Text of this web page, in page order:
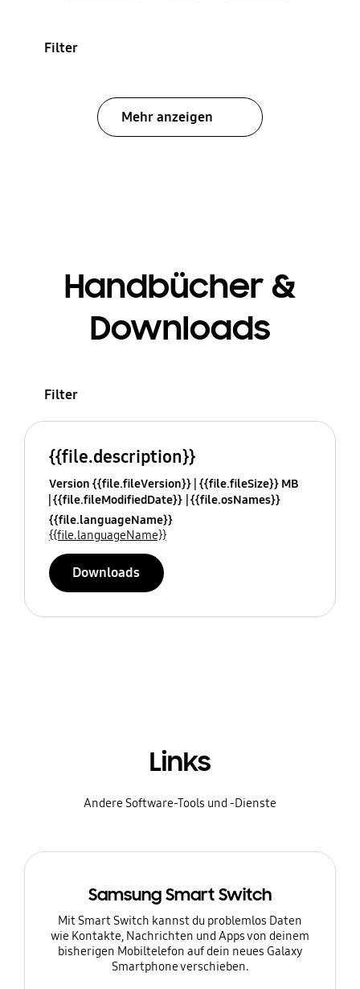
Filter
Mehr anzeigen
Handbücher &
Downloads
Filter
{{file.description}}
Version {{file.fileVersion}} {{file.fileSize}} MB
{{file.fileModifiedDate}} {{file.osNames}}
{{file.languageName}}
{{file.languageName}}
Downloads
Links
Andere Software-Tools und -Dienste
Samsung Smart Switch
Mit Smart Switch kannst du problemlos Daten
wie Kontakte, Nachrichten und Apps von deinem
bisherigen Mobiltelefon auf dein neues Galaxy
Smartphone verschieben.